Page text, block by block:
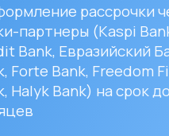
самостоятельно забрать
по адресу: Алматы, мкр. Кайрат
УЗНАТЬ ПОДРОБНЕЕ